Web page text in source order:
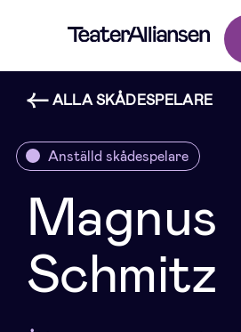
ALLA SKÅDESPELARE
Anställd skådespelare
Magnus
Schmitz